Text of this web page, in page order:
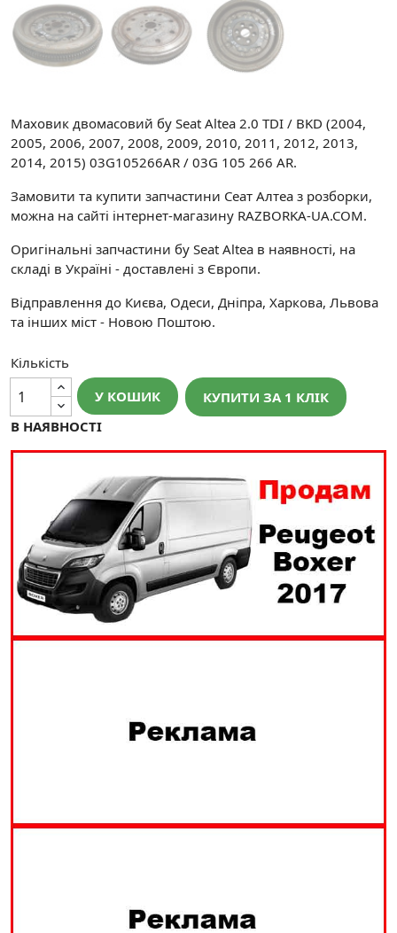
Маховик двомасовий бу Seat Altea 2.0 TDI / BKD (2004,
2005, 2006, 2007, 2008, 2009, 2010, 2011, 2012, 2013,
2014, 2015) 03G105266AR / 03G 105 266 AR.
Замовити та купити запчастини Сеат Алтеа з розборки,
можна на сайті інтернет-магазину RAZBORKA-UA.COM.
Оригінальні запчастини бу Seat Altea в наявності, на
складі в Україні - доставлені з Європи.
Відправлення до Києва, Одеси, Дніпра, Харкова, Львова
та інших міст - Новою Поштою.
Кількість
У КОШИК
КУПИТИ ЗА 1 КЛIК
В НАЯВНОСТІ